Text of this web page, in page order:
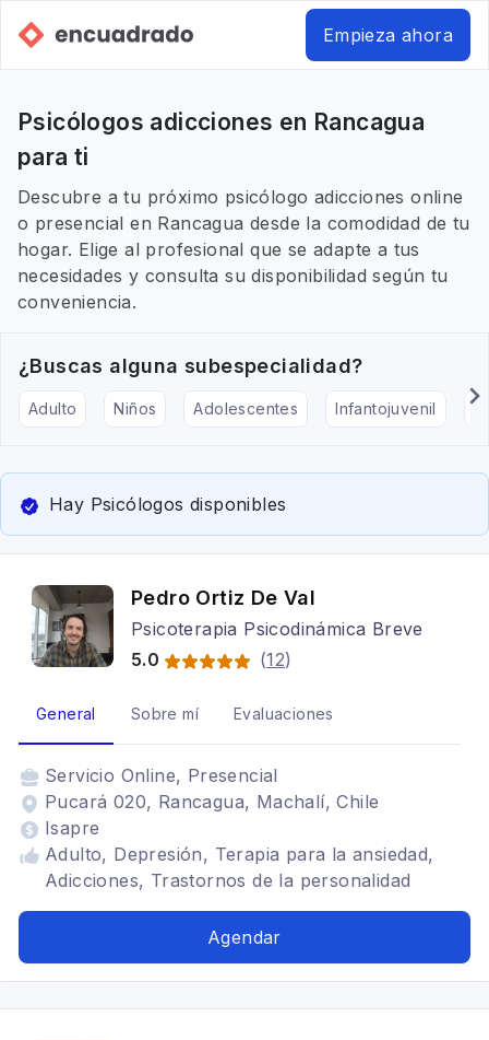
Empieza ahora
Psicólogos adicciones en Rancagua
para ti
Descubre a tu próximo psicólogo adicciones online
o presencial en Rancagua desde la comodidad de tu
hogar. Elige al profesional que se adapte a tus
necesidades y consulta su disponibilidad según tu
conveniencia.
¿Buscas alguna subespecialidad?
Adulto Niños Adolescentes Infantojuvenil
Hay Psicólogos disponibles
Pedro Ortiz De Val
Psicoterapia Psicodinámica Breve
5.0
(12)
General Sobre mí Evaluaciones
Servicio Online, Presencial
Pucará 020, Rancagua, Machalí, Chile
Isapre
Adulto, Depresión, Terapia para la ansiedad,
Adicciones, Trastornos de la personalidad
Agendar